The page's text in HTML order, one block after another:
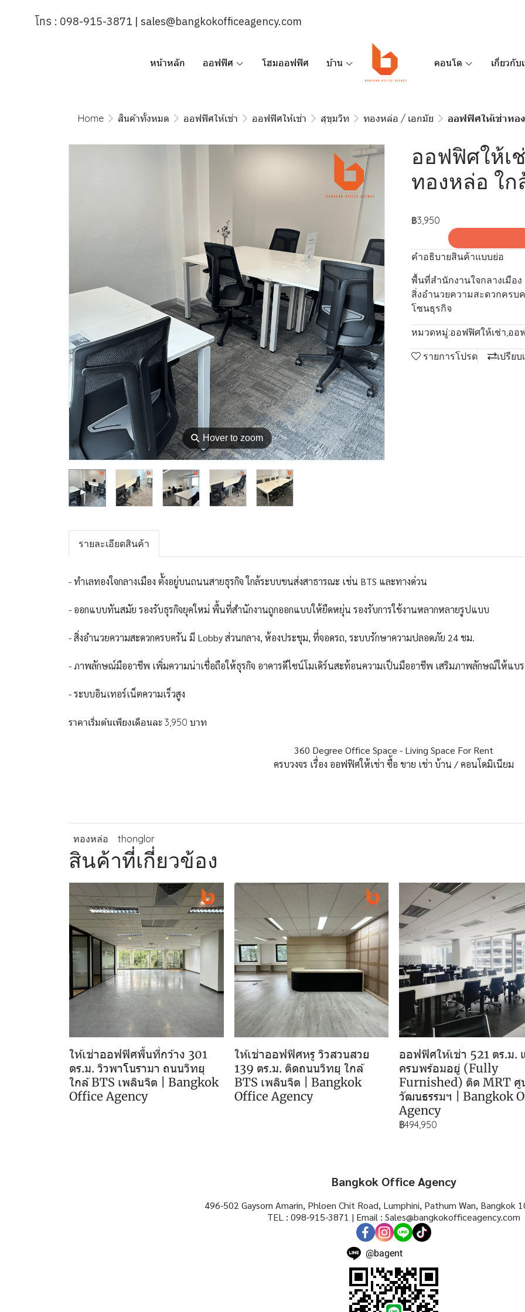
โทร : 098-915-3871 | sales@bangkokofficeagency.com
หน้าหลัก ออฟฟิศ โฮมออฟฟิศ บ้าน คอนโด เกี่ยวกับ
Home สินค้าทั้งหมด ออฟฟิศให้เช่า ออฟฟิศให้เช่า สุขุมวิท ทองหล่อ / เอกมัย ออฟฟิศให้เช่าทอ
⚲ Hover to zoom
ออฟฟิศให้เ
ทองหล่อ ใ
฿3,950
คำอธิบายสินค้าแบบย่อ
พื้นที่สำนักงานใจกลางเมือ
สิ่งอำนวยความสะดวกครบ
โซนธุรกิจ
หมวดหมู่:ออฟฟิศให้เช่า,ออ
รายการโปรด เปรียบ
รายละเอียดสินค้า
- ทำเลทองใจกลางเมือง ตั้งอยู่บนถนนสายธุรกิจ ใกล้ระบบขนส่งสาธารณะ เช่น BTS และทางด่วน
- ออกแบบทันสมัย รองรับธุรกิจยุคใหม่ พื้นที่สำนักงานถูกออกแบบให้ยืดหยุ่น รองรับการใช้งานหลากหลายรูปแบบ
- สิ่งอำนวยความสะดวกครบครัน มี Lobby ส่วนกลาง, ห้องประชุม, ที่จอดรถ, ระบบรักษาความปลอดภัย 24 ชม.
- ภาพลักษณ์มืออาชีพ เพิ่มความน่าเชื่อถือให้ธุรกิจ อาคารดีไซน์โมเดิร์นสะท้อนความเป็นมืออาชีพ เสริมภาพลักษณ์ให้แบ
- ระบบอินเทอร์เน็ตความเร็วสูง
ราคาเริ่มต้นเพียงเดือนละ 3,950 บาท
360 Degree Office Space - Living Space For Rent
ครบวงจร เรื่อง ออฟฟิศให้เช่า ซื้อ ขาย เช่า บ้าน / คอนโดมิเนียม
ทองหล่อ thonglor
สินค้าที่เกี่ยวข้อง
ให้เช่าออฟฟิศพื้นที่กว้าง 301
ตร.ม. วิวพาโนรามา ถนนวิทยุ
ใกล้ BTS เพลินจิต | Bangkok
Office Agency
ให้เช่าออฟฟิศหรู วิวสวนสวย
139 ตร.ม. ติดถนนวิทยุ ใกล้
BTS เพลินจิต | Bangkok
Office Agency
ออฟฟิศให้เช่า 521 ตร.ม.
ครบพร้อมอยู่ (Fully
Furnished) ติด MRT ศู
วัฒนธรรมฯ | Bangkok
Agency
฿494,950
Bangkok Office Agency
496-502 Gaysorn Amarin, Phloen Chit Road, Lumphini, Pathum Wan, Bangkok
TEL : 098-915-3871 | Email : Sales@bangkokofficeagency.com
@bagent